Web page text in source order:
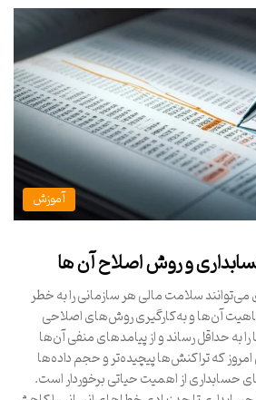
آموزش
و روش اصلاح آن ها
سلامت مالی هر سازمانی را به خطر
آن‌ها و به‌کارگیری روش‌های اصلاحی
به حداقل رساند و از پیامدهای منفی آن‌ها
که تراکنش‌ها پیچیده‌تر و حجم داده‌ها
حسابداری از اهمیت حیاتی برخوردار است.